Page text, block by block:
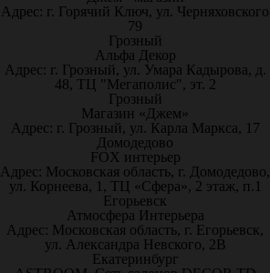
Адрес: г. Горячий Ключ, ул. Черняховского
79
Грозный
Альфа Декор
Адрес: г. Грозный, ул. Умара Кадырова, д.
48, ТЦ "Мегаполис", эт. 2
Грозный
Магазин «Джем»
Адрес: г. Грозный, ул. Карла Маркса, 17
Домодедово
FOX интерьер
Адрес: Московская область, г. Домодедово,
ул. Корнеева, 1, ТЦ «Сфера», 2 этаж, п.1
Егорьевск
Атмосфера Интерьера
Адрес: Московская область, г. Егорьевск,
ул. Александра Невского, 2В
Екатеринбург